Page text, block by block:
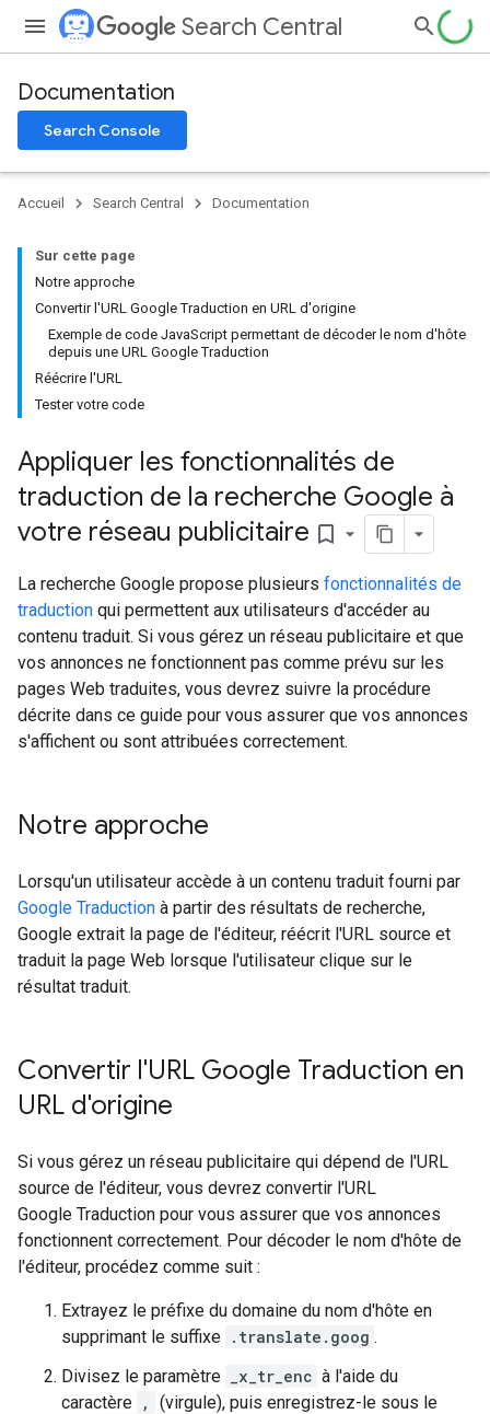
Search Central
Documentation
Search Console
Accueil Search Central Documentation
Sur cette page
Notre approche
Convertir l'URL Google Traduction en URL d'origine
Exemple de code JavaScript permettant de décoder le nom d'hôte
depuis une URL Google Traduction
Réécrire l'URL
Tester votre code
Appliquer les fonctionnalités de
traduction de la recherche Google à
votre réseau publicitaire bookmark_border
La recherche Google propose plusieurs fonctionnalités de
traduction qui permettent aux utilisateurs d'accéder au
contenu traduit. Si vous gérez un réseau publicitaire et que
vos annonces ne fonctionnent pas comme prévu sur les
pages Web traduites, vous devrez suivre la procédure
décrite dans ce guide pour vous assurer que vos annonces
s'affichent ou sont attribuées correctement.
Notre approche
Lorsqu'un utilisateur accède à un contenu traduit fourni par
Google Traduction à partir des résultats de recherche,
Google extrait la page de l'éditeur, réécrit l'URL source et
traduit la page Web lorsque l'utilisateur clique sur le
résultat traduit.
Convertir l'URL Google Traduction en
URL d'origine
Si vous gérez un réseau publicitaire qui dépend de l'URL
source de l'éditeur, vous devrez convertir l'URL
Google Traduction pour vous assurer que vos annonces
fonctionnent correctement. Pour décoder le nom d'hôte de
l'éditeur, procédez comme suit :
Extrayez le préfixe du domaine du nom d'hôte en
supprimant le suffixe .translate.goog .
Divisez le paramètre
_x_tr_enc à l'aide du
caractère ,
(virgule), puis enregistrez-le sous le